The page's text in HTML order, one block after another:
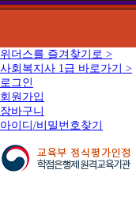
위더스를 즐겨찾기로 >
사회복지사 1급 바로가기 >
로그인
회원가입
장바구니
아이디/비밀번호찾기